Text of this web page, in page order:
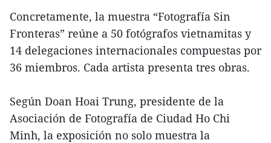
Concretamente, la muestra “Fotografía Sin
Fronteras” reúne a 50 fotógrafos vietnamitas y
14 delegaciones internacionales compuestas por
36 miembros. Cada artista presenta tres obras.
Según Doan Hoai Trung, presidente de la
Asociación de Fotografía de Ciudad Ho Chi
Minh, la exposición no solo muestra la